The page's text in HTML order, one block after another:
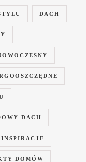
DACH
DACH
INSPIRACJE
DOMÓW